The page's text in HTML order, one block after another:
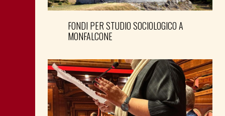
FONDI PER STUDIO SOCIOLOGICO A
MONFALCONE